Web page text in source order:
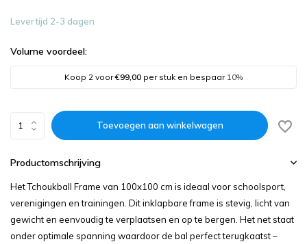
Levertijd 2-3 dagen
Volume voordeel:
Koop 2 voor€99,00 per stuk en bespaar 10%
Toevoegen aan winkelwagen
Productomschrijving
Het Tchoukball Frame van 100x100 cm is ideaal voor schoolsport,
verenigingen en trainingen. Dit inklapbare frame is stevig, licht van
gewicht en eenvoudig te verplaatsen en op te bergen. Het net staat
onder optimale spanning waardoor de bal perfect terugkaatst –